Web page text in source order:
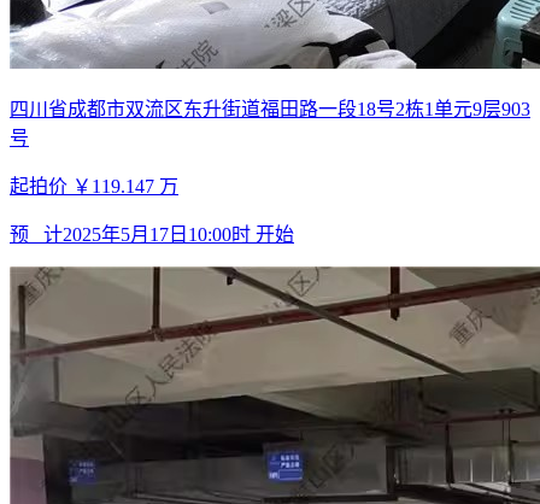
四川省成都市双流区东升街道福田路一段18号2栋1单元9层903
号
起拍价 ￥119.147 万
预 计2025年5月17日10:00时 开始